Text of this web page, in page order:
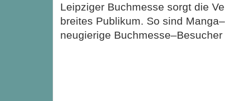
Leipziger Buchmesse sorgt die
breites Publikum. So sind
neugierige Buchmesse–Besucher